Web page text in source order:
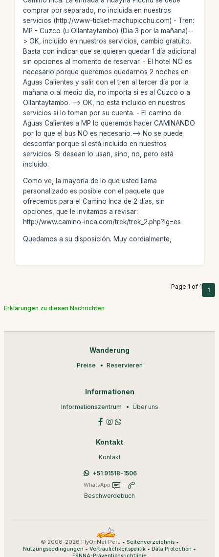
comprar por separado, no incluida en nuestros
servicios (http://www-ticket-machupicchu.com) - Tren:
MP - Cuzco (u Ollantaytambo) (Dia 3 por la mañana)--
> OK, incluido en nuestros servicios, cambio gratuito.
Basta con indicar que se quieren quedar 1 día adicional
sin opciones al momento de reservar. - El hotel NO es
necesario porque queremos quedarnos 2 noches en
Aguas Calientes y salir con el tren al tercer día por la
mañana o al medio día, no importa si es al Cuzco o a
Ollantaytambo. --> OK, no está incluido en nuestros
servicios si lo toman por su cuenta. - El camino de
Aguas Calientes a MP lo queremos hacer CAMINANDO
por lo que el bus NO es necesario.--> No se puede
descontar porque sí está incluido en nuestros
servicios. Si desean lo usan, sino, no, pero está
incluido.
Como ve, la mayoría de lo que usted llama
personalizado es posible con el paquete que
ofrecemos para el Camino Inca de 2 días, sin
opciones, que le invitamos a revisar:
http://www.camino-inca.com/trek/trek_2.php?lg=es
Quedamos a su disposición. Muy cordialmente,
Page 1 of 1 1
Erklärungen zu diesen Nachrichten
Wanderung
Preise Reservieren
Informationen
Informationszentrum Über uns
Kontakt
Kontakt
+51 91518-1506
WhatsApp +
Beschwerdebuch
© 2006-2026 FlyOnNet Peru • Seitenverzeichnis•
Nutzungsbedingungen • Vertraulichkeitspolitik • Data Protection •
ESNNA-Präventionsrichtlinie